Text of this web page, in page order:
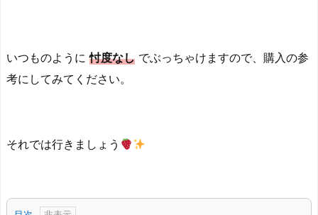
いつものように忖度なし でぶっちゃけますので、購入の参
考にしてみてください。
それでは行きましょう